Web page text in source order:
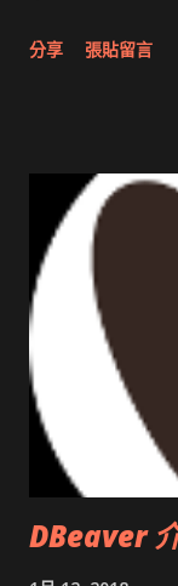
圖治推動改革 Wait
分享 張貼留言
DBeaver